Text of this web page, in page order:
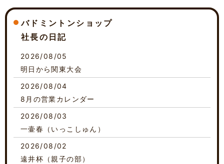
バドミントンショップ
社長の日記
2026/08/05
明日から関東大会
2026/08/04
8月の営業カレンダー
2026/08/03
一壷春（いっこしゅん）
2026/08/02
遠井杯（親子の部）